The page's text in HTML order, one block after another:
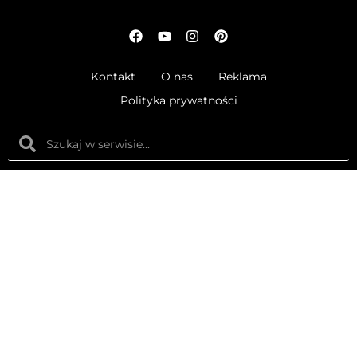
Kontakt O nas
Reklama
Polityka prywatności